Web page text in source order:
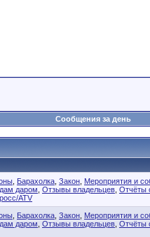
Сообщения за день
Барахолка Закон Мероприятия и
даром Отзывы владельцев Отчёты
ATV
Барахолка Закон Мероприятия и
даром Отзывы владельцев Отчёты